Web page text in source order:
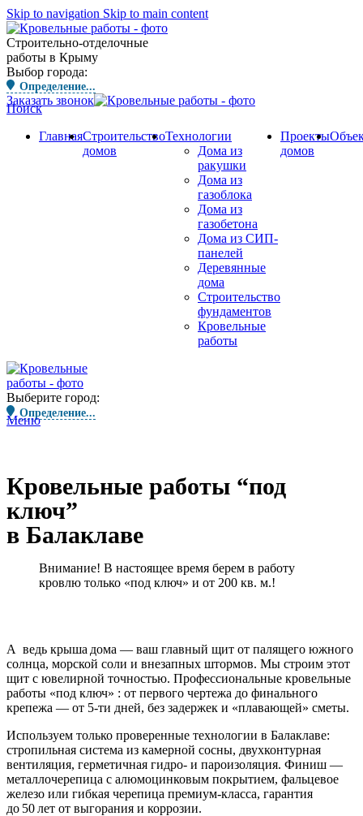
Skip to navigation Skip to main content
Строительно-отделочные
работы в Крыму
Выбор города:
Определение...
Заказать звонок
Поиск
ГлавнаяСтроительство
домов
Технологии
Дома из
ракушки
Дома из
газоблока
Дома из
газобетона
Дома из СИП-
панелей
Деревянные
дома
Строительство
фундаментов
Кровельные
работы
Проекты
домов
Выберите город:
Определение...
Меню
Кровельные работы “под
ключ”
в Балаклаве
Внимание! В настоящее время берем в работу
кровлю только «под ключ» и от 200 кв. м.!
А ведь крыша дома — ваш главный щит от палящего южного
солнца, морской соли и внезапных штормов. Мы строим этот
щит с ювелирной точностью. Профессиональные кровельные
работы «под ключ» : от первого чертежа до финального
крепежа — от 5-ти дней, без задержек и «плавающей» сметы.
Используем только проверенные технологии в Балаклаве:
стропильная система из камерной сосны, двухконтурная
вентиляция, герметичная гидро‑ и пароизоляция. Финиш —
металлочерепица с алюмоцинковым покрытием, фальцевое
железо или гибкая черепица премиум‑класса, гарантия
до 50 лет от выгорания и коррозии.